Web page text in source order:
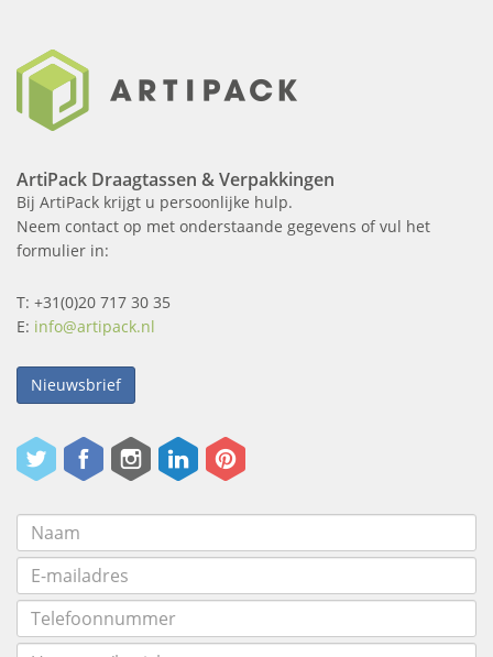
ArtiPack Draagtassen & Verpakkingen
Bij ArtiPack krijgt u persoonlijke hulp.
Neem contact op met onderstaande gegevens of vul het
formulier in:
T: +31(0)20 717 30 35
E: info@artipack.nl
Nieuwsbrief